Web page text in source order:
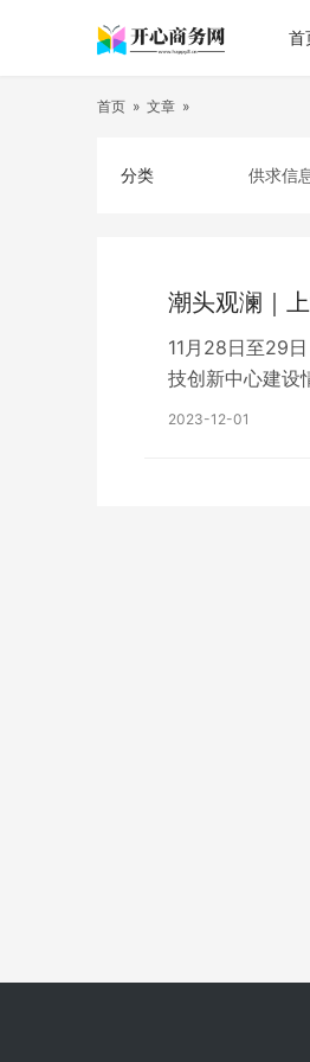
首
首页 » 文章 »
分类 供求信
潮头观澜｜
11月28日至29
技创新中心建
2023-12-01